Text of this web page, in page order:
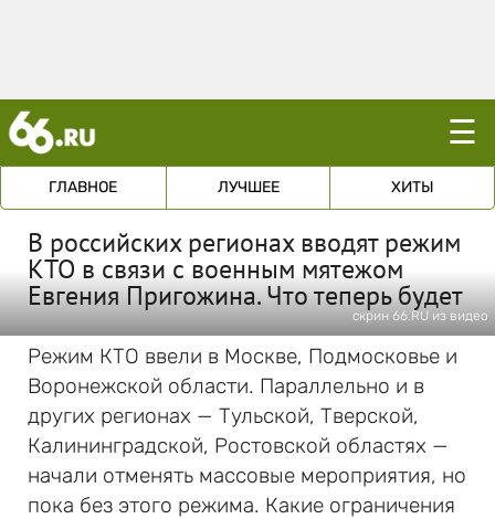
☰
ГЛАВНОЕ ЛУЧШЕЕ ХИТЫ
В российских регионах вводят режим
КТО в связи с военным мятежом
Евгения Пригожина. Что теперь будет
скрин 66.RU из видео
Режим КТО ввели в Москве, Подмосковье и
Воронежской области. Параллельно и в
других регионах — Тульской, Тверской,
Калининградской, Ростовской областях —
начали отменять массовые мероприятия, но
пока без этого режима. Какие ограничения